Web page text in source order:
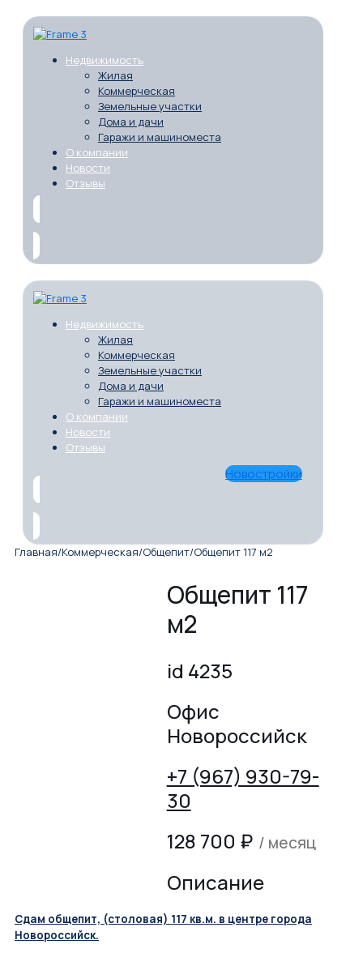
Недвижимость
Жилая
Коммерческая
Земельные участки
Дома и дачи
Гаражи и машиноместа
О компании
Новости
Отзывы
Недвижимость
Жилая
Коммерческая
Земельные участки
Дома и дачи
Гаражи и машиноместа
О компании
Новости
Отзывы
Новостройки
Главная/Коммерческая/Общепит/Общепит 117 м2
Общепит 117
м2
id 4235
Офис
Новороссийск
+7 (967) 930-79-
30
128 700 ₽ / месяц
Описание
Сдам общепит, (столовая) 117 кв.м. в центре города
Новороссийск.